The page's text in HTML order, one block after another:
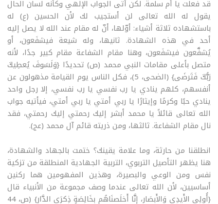
قد فعلت يا أم سلمة. لكن أتى الجواب الإلهي وكأنه لسان الحال
يقول له الله تعالى لن أستجيب لك لأن الحسين (ع) له
باستشهاده ثلاثة أشياء: أوّلها، أنّ له مقام عند الله لا يصل إليه
أحد في هذه الشهادة. ثانيها، وله شيعة فيشفَعون، أو
يُشفَّعون فيشفَعون، وهنا مقام الشفاعة مقام كبير جدًا، لأنه
متصل بأعلى مقامات النبي محمد (ص) تحديدًا {وَلَسَوفَ يُعطِيكَ
رَبُّكَ فَتَرضَى} (الضحى، 5)، فكل الناس يوم القيامة مذهولون عن
أنفسهم، كلهم ينادي يا رب نفسي يا رب نفسي، إلا رجل واحد
ينادي حبًا وكرمًا وإيثارًا يا ربي أمتي يا ربي أمتي، فيأتيه جواب
الله تعالى قائلاً يا محمد أبشر إليك رحمتي إليك رحمتي، فقد
نال مقام الشفاعة. ثالثها، ومن ذريته قائم آل محمد (عج).
انطلقنا من حارثة، وما علامة يقينك؟ ختمت بالجهاد والشهادة،
هنا يظهر التأصيل التربوي، التربية الجهادية المنطلقة من تزكية
نفس ومن الوعي والبصيرة، وهذين المفهومين هما ركنين
أساسيين، لأن الله تعالى عندما وصف مجموعة من الأنبياء قال
{أُولِي الأَيدِي وَالأَبصَار، إنَّا أَخلَصنَاهُم بِخَالِصَةٍ ذِكرَى الدَّارِ} (ص، 44